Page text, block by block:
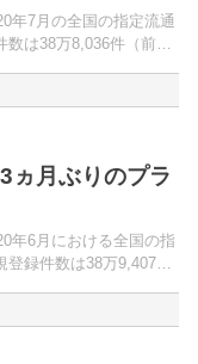
年7月の全国の指定流通
は38万8,036件（前年
ヵ月ぶりのプラ
年6月における全国の指
録件数は38万9,407件